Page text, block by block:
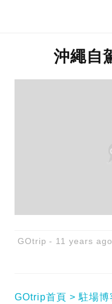
沖繩自
GOtrip 11 years ago
GOtrip首頁 駐場博